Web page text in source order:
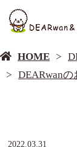
HOME
DEARwanの
2022.03.31